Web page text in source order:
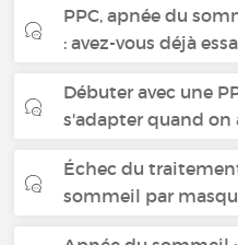
PPC, apnée du
: avez-vous déjà
Débuter avec une
s'adapter quand on
Échec du
sommeil par